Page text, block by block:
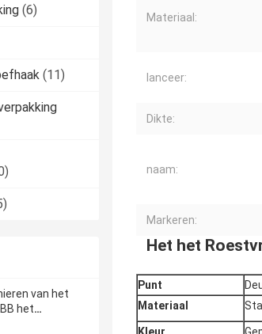
(6)
(11)
van het
het
Materiaal:
lanceer:
Dikte:
naam:
Markeren:
Het het
Punt
Materiaal